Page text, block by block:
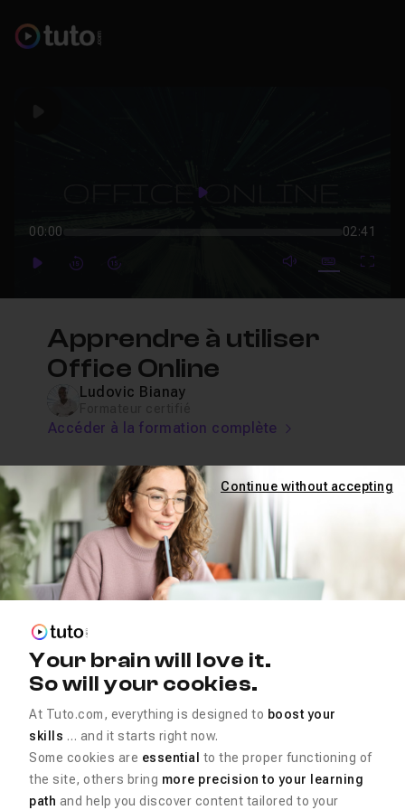
Play
00:00 02:41
PlayForwardForward mute video
Subtitles
Apprendre à utiliser
Office Online
Ludovic Bianay
Accéder à la formation complète